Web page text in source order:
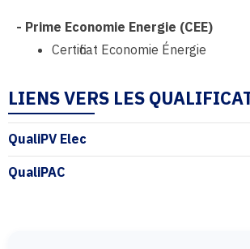
- Prime Economie Energie (CEE)
Certificat Economie Énergie
LIENS VERS LES
QualiPV Elec
QualiPAC